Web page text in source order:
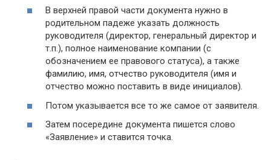
В верхней правой части документа нужно в
родительном падеже указать должность
руководителя (директор, генеральный директор и
т.п.), полное наименование компании (с
обозначением ее правового статуса), а также
фамилию, имя, отчество руководителя (имя и
отчество можно поставить в виде инициалов).
Потом указывается все то же самое от заявителя.
Затем посередине документа пишется слово
«Заявление» и ставится точка.